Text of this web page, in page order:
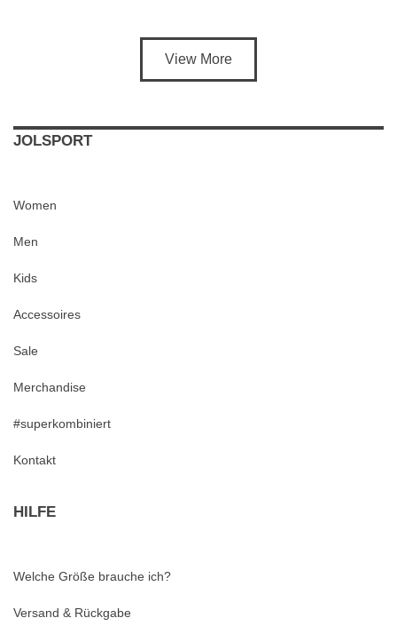
View More
JOLSPORT
Women
Men
Kids
Accessoires
Sale
Merchandise
#superkombiniert
Kontakt
HILFE
Welche Größe brauche ich?
Versand & Rückgabe